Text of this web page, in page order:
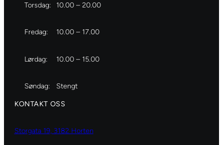
Torsdag: 10.00 – 20.00
Fredag: 10.00 – 17.00
Lørdag: 10.00 – 15.00
Søndag: Stengt
KONTAKT OSS
Storgata 19, 3182 Horten